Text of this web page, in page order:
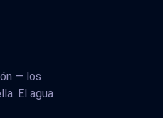
— los
El agua